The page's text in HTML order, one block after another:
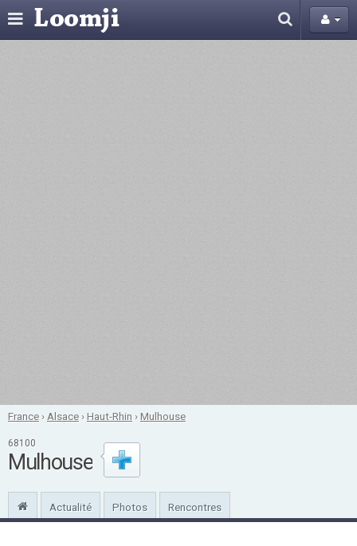
France › Alsace ›Haut-Rhin ›Mulhouse
68100
Mulhouse
Actualité Photos Rencontres